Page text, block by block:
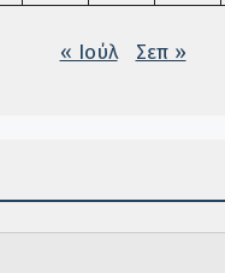
« Ιούλ Σεπ »